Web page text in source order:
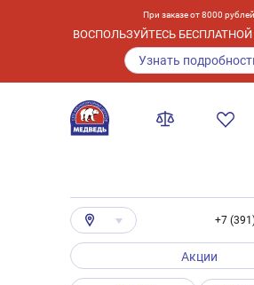
При заказе от 8000 рублей
ВОСПОЛЬЗУЙТЕСЬ
Узнать
+7
Акции